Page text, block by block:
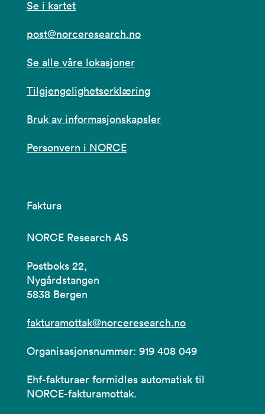
Se i kartet
post@norceresearch.no
Se alle våre lokasjoner
Tilgjengelighetserklæring
Bruk av informasjonskapsler
Personvern i NORCE
Faktura
NORCE Research AS
Postboks 22,
Nygårdstangen
5838 Bergen
fakturamottak@norceresearch.no
Organisasjonsnummer: 919 408 049
Ehf-fakturaer formidles automatisk til
NORCE-fakturamottak.